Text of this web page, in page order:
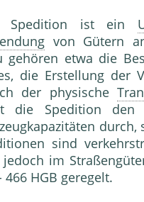
Spedition ist ein
von Gütern
gehören etwa die
die Erstellung der
der physische
die Spedition
sind
im
466 HGB geregelt.